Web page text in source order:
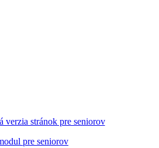
verzia stránok pre seniorov